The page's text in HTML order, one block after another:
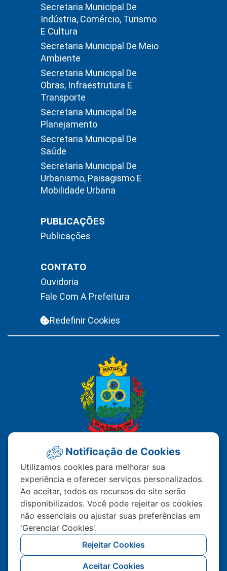
Secretaria Municipal De
Indústria, Comércio, Turismo
E Cultura
Secretaria Municipal De Meio
Ambiente
Secretaria Municipal De
Obras, Infraestrutura E
Transporte
Secretaria Municipal De
Planejamento
Secretaria Municipal De
Saúde
Secretaria Municipal De
Urbanismo, Paisagismo E
Mobilidade Urbana
PUBLICAÇÕES
Publicações
CONTATO
Ouvidoria
Fale Com A Prefeitura
Redefinir Cookies
PREFEITURA MUNICIPAL DE
MATUPÁ
Av. Hermínio Ometto Nº 101 Bairro ZE - 022
CEP – 78.525-000 Matupá-MT
(66) 99222-2560
Atendimento De Segunda A Sexta 07h00 As
Notificação de Cookies
Utilizamos cookies para melhorar sua
experiência e oferecer serviços personalizados.
Ao aceitar, todos os recursos do site serão
disponibilizados. Você pode rejeitar os cookies
não essenciais ou ajustar suas preferências em
'Gerenciar Cookies'.
Rejeitar Cookies
Aceitar Cookies